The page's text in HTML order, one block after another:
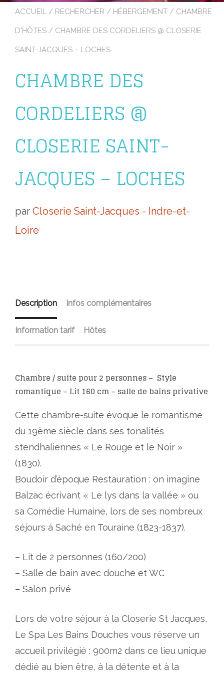
ACCUEIL / RECHERCHER / HÉBERGEMENT / CHAMBRE
D'HÔTES / CHAMBRE DES CORDELIERS @ CLOSERIE
SAINT-JACQUES – LOCHES
CHAMBRE DES
CORDELIERS @
CLOSERIE SAINT-
JACQUES – LOCHES
par Closerie Saint-Jacques - Indre-et-
Loire
Description Infos complémentaires
Information tarif Hôtes
Chambre / suite pour 2 personnes – Style
romantique – Lit 160 cm – salle de bains privative
Cette chambre-suite évoque le romantisme
du 19ème siècle dans ses tonalités
stendhaliennes « Le Rouge et le Noir »
(1830).
Boudoir d’époque Restauration : on imagine
Balzac écrivant « Le lys dans la vallée » ou
sa Comédie Humaine, lors de ses nombreux
séjours à Saché en Touraine (1823-1837).
– Lit de 2 personnes (160/200)
– Salle de bain avec douche et WC
– Salon privé
Lors de votre séjour à la Closerie St Jacques,
Le Spa Les Bains Douches vous réserve un
accueil privilégié : 900m2 dans ce lieu unique
dédié au bien être, à la détente et à la